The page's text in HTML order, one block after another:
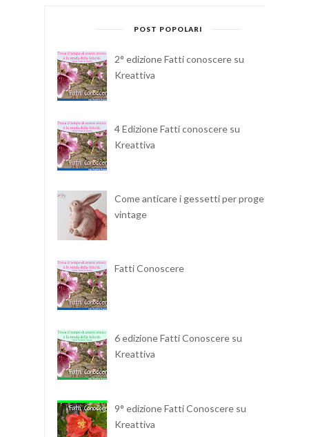
POST POPOLARI
2° edizione Fatti conoscere su
Kreattiva
4 Edizione Fatti conoscere su
Kreattiva
Come anticare i gessetti per progetti
vintage
Fatti Conoscere
6 edizione Fatti Conoscere su
Kreattiva
9° edizione Fatti Conoscere su
Kreattiva